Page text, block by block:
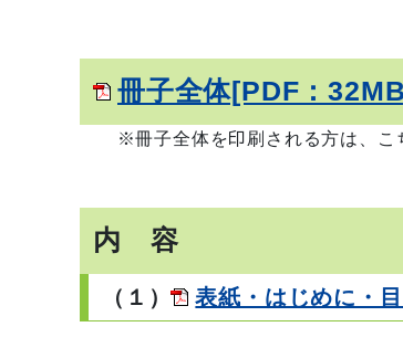
冊子全体[PDF：
※冊子全体を印刷される方は、
内 容
（１） 表紙・はじめに・